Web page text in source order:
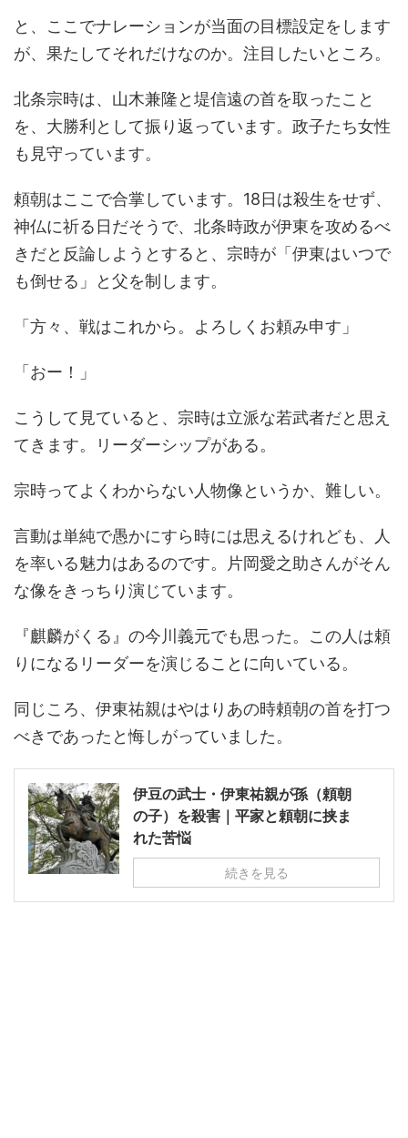
と、ここでナレーションが当面の目標設定をします
が、果たしてそれだけなのか。注目したいところ。
北条宗時は、山木兼隆と堤信遠の首を取ったこと
を、大勝利として振り返っています。政子たち女性
も見守っています。
頼朝はここで合掌しています。18日は殺生をせず、
神仏に祈る日だそうで、北条時政が伊東を攻めるべ
きだと反論しようとすると、宗時が「伊東はいつで
も倒せる」と父を制します。
「方々、戦はこれから。よろしくお頼み申す」
「おー！」
こうして見ていると、宗時は立派な若武者だと思え
てきます。リーダーシップがある。
宗時ってよくわからない人物像というか、難しい。
言動は単純で愚かにすら時には思えるけれども、人
を率いる魅力はあるのです。片岡愛之助さんがそん
な像をきっちり演じています。
『麒麟がくる』の今川義元でも思った。この人は頼
りになるリーダーを演じることに向いている。
同じころ、伊東祐親はやはりあの時頼朝の首を打つ
べきであったと悔しがっていました。
伊豆の武士・伊東祐親が孫（頼朝
の子）を殺害｜平家と頼朝に挟ま
れた苦悩
続きを見る